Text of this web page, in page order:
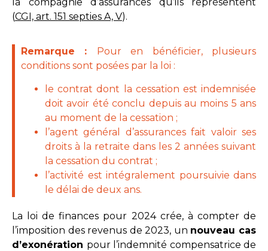
(CGI, art. 151 septies A, V).
Remarque :
Pour en bénéficier, plusieurs
conditions sont posées par la loi :
le contrat dont la cessation est indemnisée
doit avoir été conclu depuis au moins 5 ans
au moment de la cessation ;
l’agent général d’assurances fait valoir ses
droits à la retraite dans les 2 années suivant
la cessation du contrat ;
l’activité est intégralement poursuivie dans
le délai de deux ans.
La loi de finances pour 2024 crée, à compter de
l’imposition des revenus de 2023, un nouveau cas
d’exonération pour l’indemnité compensatrice de